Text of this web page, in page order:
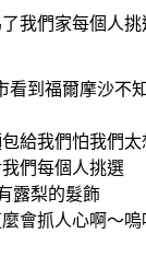
我們家每個人挑
看到福爾摩沙不
給我們怕我們
們每個人挑選
露梨的髮飾
會抓人心啊～嗚